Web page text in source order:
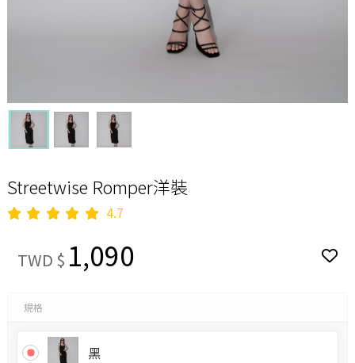
Streetwise Romper洋裝
4.7
TWD $ 1,090
規格
黑